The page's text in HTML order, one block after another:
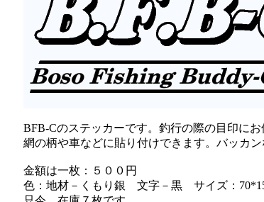
BFB-Cのステッカーです。釣行の際の目印にお
網の柄や車などに貼り付けできます。バッカ
金額は一枚：５００円
色：地材－くもり銀 文字－黒 サイズ：